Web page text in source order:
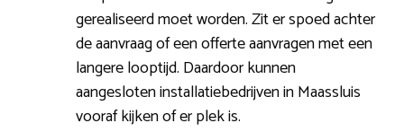
gerealiseerd moet worden. Zit er spoed achter
de aanvraag of een offerte aanvragen met een
langere looptijd. Daardoor kunnen
aangesloten installatiebedrijven in Maassluis
vooraf kijken of er plek is.